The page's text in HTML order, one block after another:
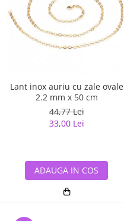
Lant inox auriu cu zale ovale
2.2 mm x 50 cm
44,77 Lei
33,00 Lei
ADAUGA IN COS